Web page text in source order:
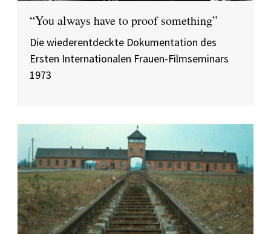
“You always have to proof something”
Die wiederentdeckte Dokumentation des
Ersten Internationalen Frauen-Filmseminars
1973